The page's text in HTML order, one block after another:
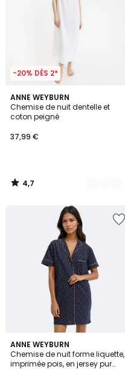
-20% DÈS 2*
ANNE WEYBURN
Chemise de nuit dentelle et
coton peigné
37,99 €
4,7
/ 5
2
Couleurs
4,7
/
ANNE WEYBURN
Chemise de nuit forme liquette,
imprimée pois, en jersey pur
4,5
/ 5